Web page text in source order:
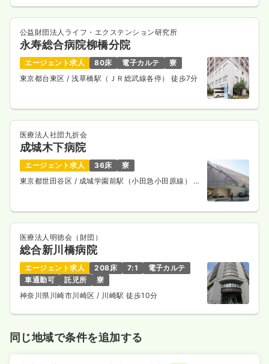
公益財団法人ライフ・エクステンション研究所
永寿総合病院柳橋分院
エージェント求人 80床 電子カルテ
寮
東京都台東区/ 浅草橋駅（ＪＲ総武線各停） 徒歩7分
医療法人社団九折会
成城木下病院
エージェント求人 36床
寮
東京都世田谷区 / 成城学園前駅（小田急小田原線） 徒
医療法人明徳会（財団）
総合新川橋病院
エージェント求人 208床 7:1
電子カルテ
車通勤可
託児所
寮
神奈川県川崎市川崎区/ 川崎駅 徒歩10分
同じ地域で条件を追加する